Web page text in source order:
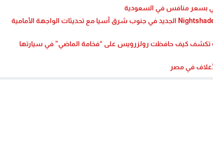
كل ما تريد معرفته عن إصدار تويوتا ياريس Nightshade الجديد في جنوب شرق آسيا مع تحديثات الواجهة الأمامية
تكشف كيف حافظت رولزرويس على “فخامة الماضي” في سيارتها
في مصر